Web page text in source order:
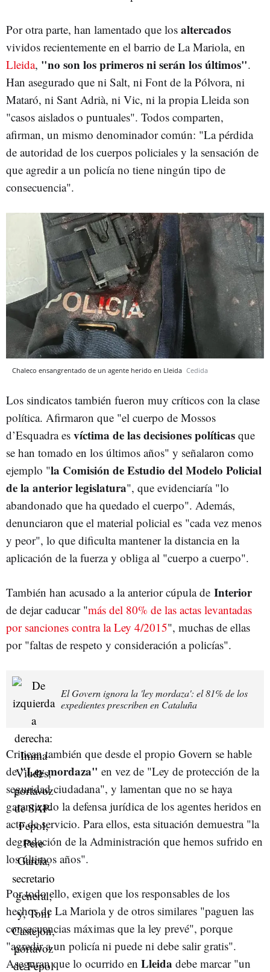
Por otra parte, han lamentado que los altercados
vividos recientemente en el barrio de La Mariola, en
Lleida, "no son los primeros ni serán los últimos".
Han asegurado que ni Salt, ni Font de la Pólvora, ni
Mataró, ni Sant Adrià, ni Vic, ni la propia Lleida son
"casos aislados o puntuales". Todos comparten,
afirman, un mismo denominador común: "La pérdida
de autoridad de los cuerpos policiales y la sensación de
que agredir a un policía no tiene ningún tipo de
consecuencia".
Chaleco ensangrentado de un agente herido en Lleida Cedida
Los sindicatos también fueron muy críticos con la clase
política. Afirmaron que "el cuerpo de Mossos
d’Esquadra es víctima de las decisiones políticas que
se han tomado en los últimos años" y señalaron como
ejemplo "la Comisión de Estudio del Modelo Policial
de la anterior legislatura", que evidenciaría "lo
abandonado que ha quedado el cuerpo". Además,
denunciaron que el material policial es "cada vez menos
y peor", lo que dificulta mantener la distancia en la
aplicación de la fuerza y obliga al "cuerpo a cuerpo".
También han acusado a la anterior cúpula de Interior
de dejar caducar "más del 80% de las actas levantadas
por sanciones contra la Ley 4/2015", muchas de ellas
por "faltas de respeto y consideración a policías".
El Govern ignora la 'ley mordaza': el 81% de los
expedientes prescriben en Cataluña
Critican también que desde el propio Govern se hable
de"Ley mordaza" en vez de "Ley de protección de la
seguridad ciudadana", y lamentan que no se haya
garantizado la defensa jurídica de los agentes heridos en
acto de servicio. Para ellos, esta situación demuestra "la
degradación de la Administración que hemos sufrido en
los últimos años".
Por todo ello, exigen que los responsables de los
hechos de La Mariola y de otros similares "paguen las
consecuencias máximas que la ley prevé", porque
"agredir a un policía ni puede ni debe salir gratis".
Aseguran que lo ocurrido en Lleida debe marcar "un